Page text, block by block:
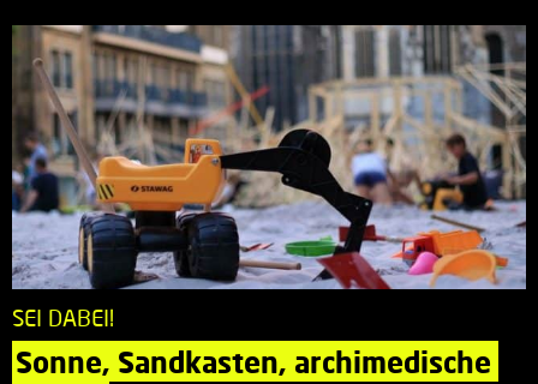
SEI DABEI!
Sonne, Sandkasten, archimedische